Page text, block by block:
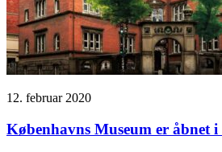
12. februar 2020
Københavns Museum er åbnet i